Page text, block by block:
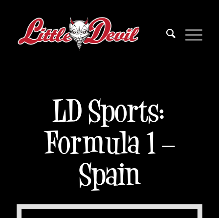
LD Sports:
Formula 1 –
Spain